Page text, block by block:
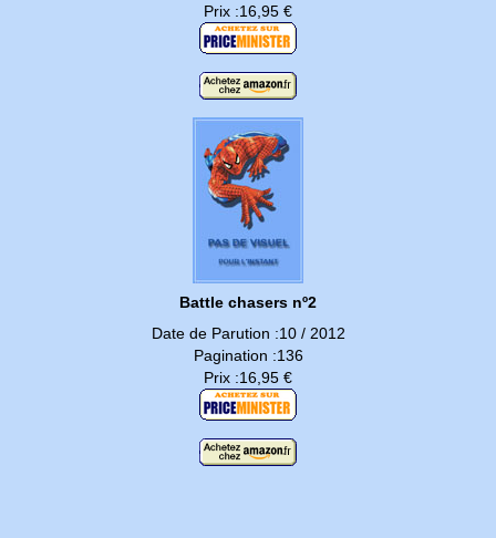
Prix :16,95 €
Battle chasers nº2
Date de Parution :10 / 2012
Pagination :136
Prix :16,95 €